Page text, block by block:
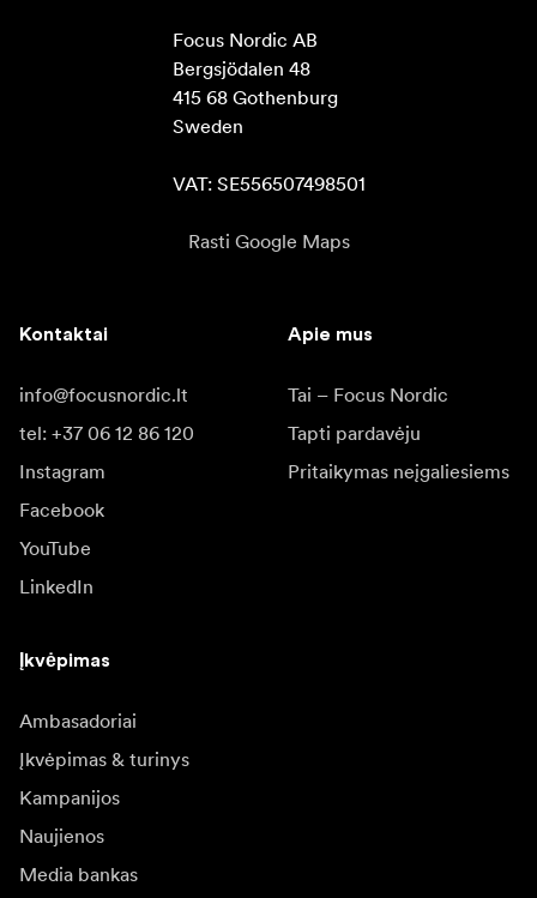
Focus Nordic AB
Bergsjödalen 48
415 68 Gothenburg
Sweden
VAT: SE556507498501
Rasti Google Maps
Kontaktai
info@focusnordic.lt
tel: +37 06 12 86 120
Instagram
Facebook
YouTube
LinkedIn
Apie mus
Tai – Focus Nordic
Tapti pardavėju
Pritaikymas neįgaliesiems
Įkvėpimas
Ambasadoriai
Įkvėpimas & turinys
Kampanijos
Naujienos
Media bankas